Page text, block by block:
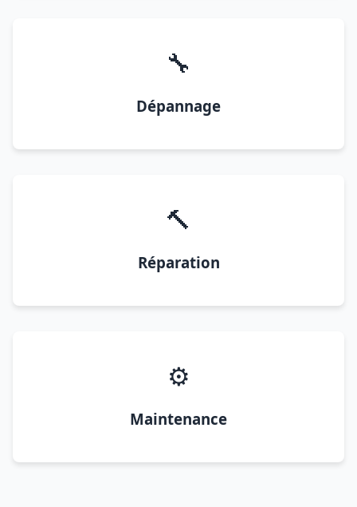
🔧
Dépannage
🔨
Réparation
⚙️
Maintenance